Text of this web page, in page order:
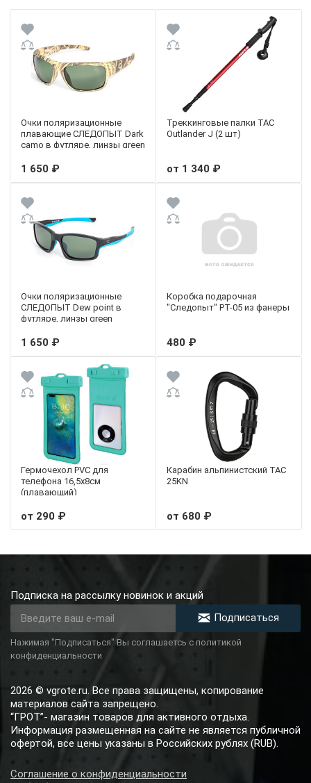
Очки поляризационные
плавающие СЛЕДОПЫТ Dark
camo в футляре, линзы green
1 650 ₽
Треккинговые палки TAC
Outlander J (2 шт)
от 1 340 ₽
Очки поляризационные
СЛЕДОПЫТ Dew point в
футляре, линзы green
1 650 ₽
Коробка подарочная
"Следопыт" PT-05 из фанеры
480 ₽
Гермочехол PVC для
телефона 16,5х8см
(плавающий)
от 290 ₽
Карабин альпинистский TAC
25KN
от 680 ₽
Подписка на рассылку новинок и акций
Подписаться
Нажимая "Подписаться" Вы соглашаетсь с политикой
конфиденциальности
2026 © vgrote.ru. Все права защищены, копирование
материалов сайта запрещено.
“ГРОТ”- магазин товаров для активного отдыха.
Информация размещенная на сайте не является публичной
офертой, все цены указаны в Российских рублях (RUB).
Соглашение о конфиденциальности